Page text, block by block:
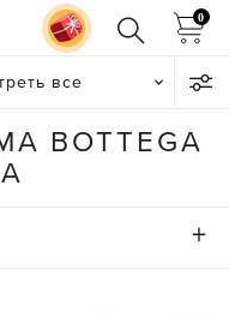
0
все
BOTTEGA